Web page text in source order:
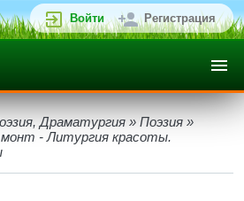
Войти Регистрация
Драматургия » Поэзия »
- Литургия красоты.